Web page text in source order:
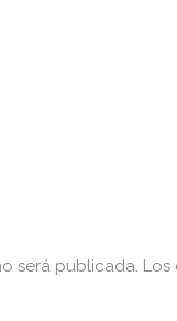
será publicada.